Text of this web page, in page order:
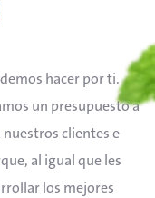
hacer por ti.
un presupuesto a
clientes e
al igual que les
los mejores